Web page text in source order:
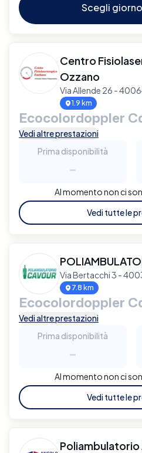
Scegli
Centro
Ozzano
Via Allende 26 -
1.9 km
Ecocolordoppler
Vedi altre prestazioni
Prima disponibilità
-
Al momento non ci
Vedi tutte le
Via Bertacchi 3 -
7.8 km
Ecocolordoppler
Vedi altre prestazioni
Prima disponibilità
-
Al momento non ci
Vedi tutte le
Poliambulatorio